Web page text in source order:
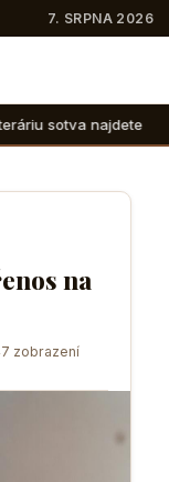
7. SRPNA 2026
na
zobrazení